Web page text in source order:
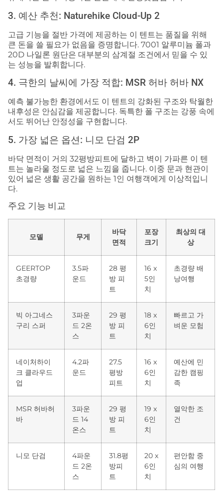
3. 예산 추천: Naturehike Cloud-Up 2
고급 기능을 절반 가격에 제공하는 이 텐트는 품질을 위해
큰 돈을 쓸 필요가 없음을 증명합니다. 7001 알루미늄 폴과
20D 나일론 원단은 대부분의 삼계절 조건에서 믿을 수 있
는 성능을 발휘합니다.
4. 극한의 날씨에 가장 적합: MSR 허바 허바 NX
예측 불가능한 환경에서도 이 텐트의 강화된 구조와 탁월한
내후성은 안심감을 제공합니다. 독특한 폴 구조는 강풍 속에
서도 뛰어난 안정성을 구현합니다.
5. 가장 넓은 옵션: 니모 단검 2P
바닥 면적이 거의 32평방피트에 달하고 벽이 가파른 이 텐
트는 놀라울 정도로 넓은 느낌을 줍니다. 이중 문과 현관이
있어 넓은 생활 공간을 원하는 1인 여행객에게 이상적입니
다.
주요 기능 비교
모델 무게
바닥
면적
포장
크기
최상의 대
상
GEERTOP
초경량
3.5파
운드
28 평
방 피
트
16 x
5인
치
초경량 배
낭여행
빅 아그네스
구리 스퍼
3파운
드 2온
스
29 평
방 피
트
18 x
6인
치
빠르고 가
벼운 모험
네이처하이
크 클라우드
업
4.2파
운드
27.5
평방
피트
16 x
6인
치
예산에 민
감한 캠핑
족
MSR 허바허
바
3파운
드 14
온스
29 평
방 피
트
19 x
6인
치
열악한 조
건
니모 단검
4파운
드 2온
스
31.8평
방피
트
20 x
6인
치
편안함 중
심의 여행